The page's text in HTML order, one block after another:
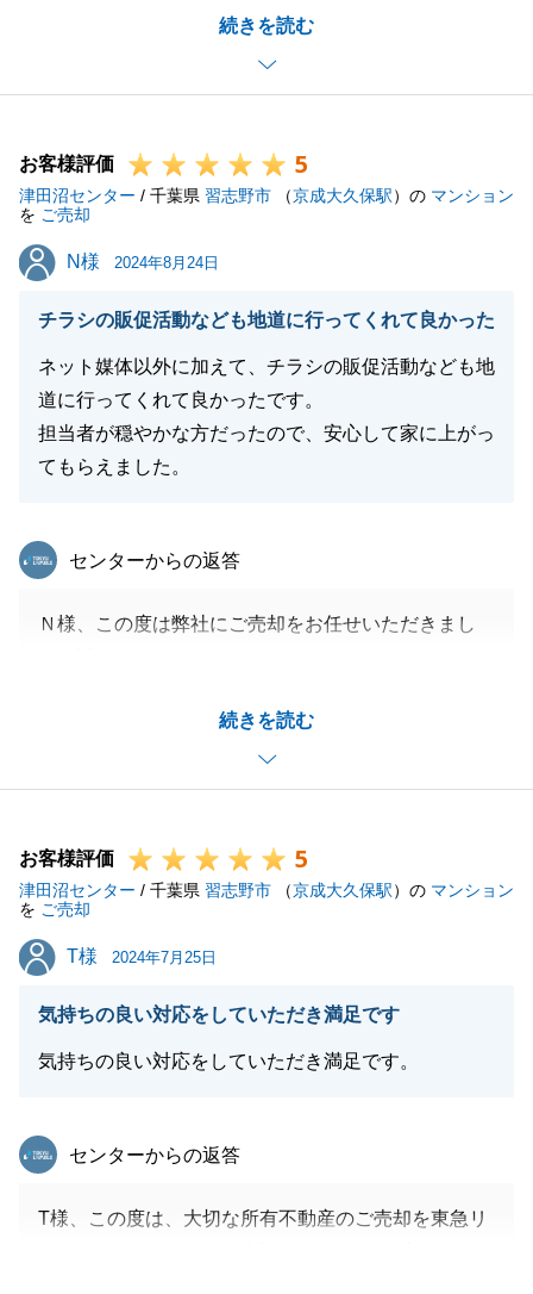
続きを読む
スムーズにご対応いただきまして、本当にありがとう
今後とも何かお力になれることがございましたら、い
いつでもお力になれるよう、精一杯尽力いたします。
引き続きよろしくお願いします。
お客様評価 5
津田沼センター / 千葉県 習志野市 （京成大久保駅）の マンション
を ご売却
N様
N様 2024年8月24日
チラシの販促活動なども地道に行ってくれて良かった
ネット媒体以外に加えて、チラシの販促活動なども地
道に行ってくれて良かったです。
担当者が穏やかな方だったので、安心して家に上がっ
てもらえました。
続きを読む
東急リバブル
センターからの返答
Ｎ様、この度は弊社にご売却をお任せいただきまし
うという形でスタートいたしましたが、無事にご決済
まで至ることが出来、大変嬉しく思います。
格闘技に関するお話をすることができ、私自身もお伺
ご相続の件も含めて、今後ともお力になれればと存じ
ております。
宜しくお願い申し上げます。
閉じる
お客様評価 5
津田沼センター / 千葉県 習志野市 （京成大久保駅）の マンション
を ご売却
T様
T様 2024年7月25日
気持ちの良い対応をしていただき満足です
気持ちの良い対応をしていただき満足です。
東急リバブル
センターからの返答
T様、この度は、大切な所有不動産のご売却を東急リ